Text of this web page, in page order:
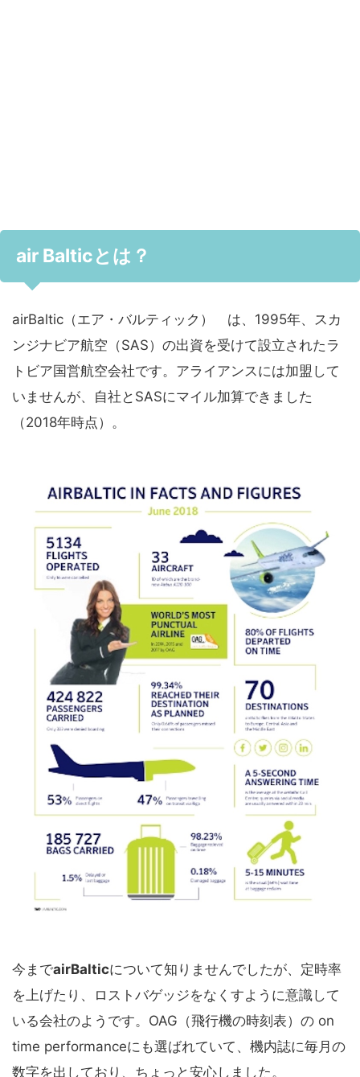
air Balticとは？
airBaltic（エア・バルティック） は、1995年、スカ
ンジナビア航空（SAS）の出資を受けて設立されたラ
トビア国営航空会社です。アライアンスには加盟して
いませんが、自社とSASにマイル加算できました
（2018年時点）。
今までairBalticについて知りませんでしたが、定時率
を上げたり、ロストバゲッジをなくすように意識して
いる会社のようです。OAG（飛行機の時刻表）の on
time performanceにも選ばれていて、機内誌に毎月の
数字を出しており、ちょっと安心しました。